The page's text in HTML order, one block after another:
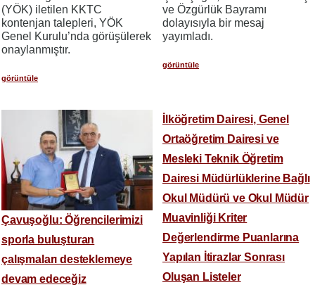
(YÖK) iletilen KKTC
kontenjan talepleri, YÖK
Genel Kurulu’nda görüşülerek
onaylanmıştır.
görüntüle
ve Özgürlük Bayramı
dolayısıyla bir mesaj
yayımladı.
görüntüle
Çavuşoğlu: Öğrencilerimizi
sporla buluşturan
çalışmaları desteklemeye
devam edeceğiz
İlköğretim Dairesi, Genel
Ortaöğretim Dairesi ve
Mesleki Teknik Öğretim
Dairesi Müdürlüklerine Bağlı
Okul Müdürü ve Okul Müdür
Muavinliği Kriter
Değerlendirme Puanlarına
Yapılan İtirazlar Sonrası
Oluşan Listeler